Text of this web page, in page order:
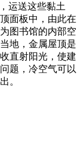
运送这些黏土
面板中，由此在
图书馆的内部空
地，金属屋顶是
直射阳光，使建
题，冷空气可以
。